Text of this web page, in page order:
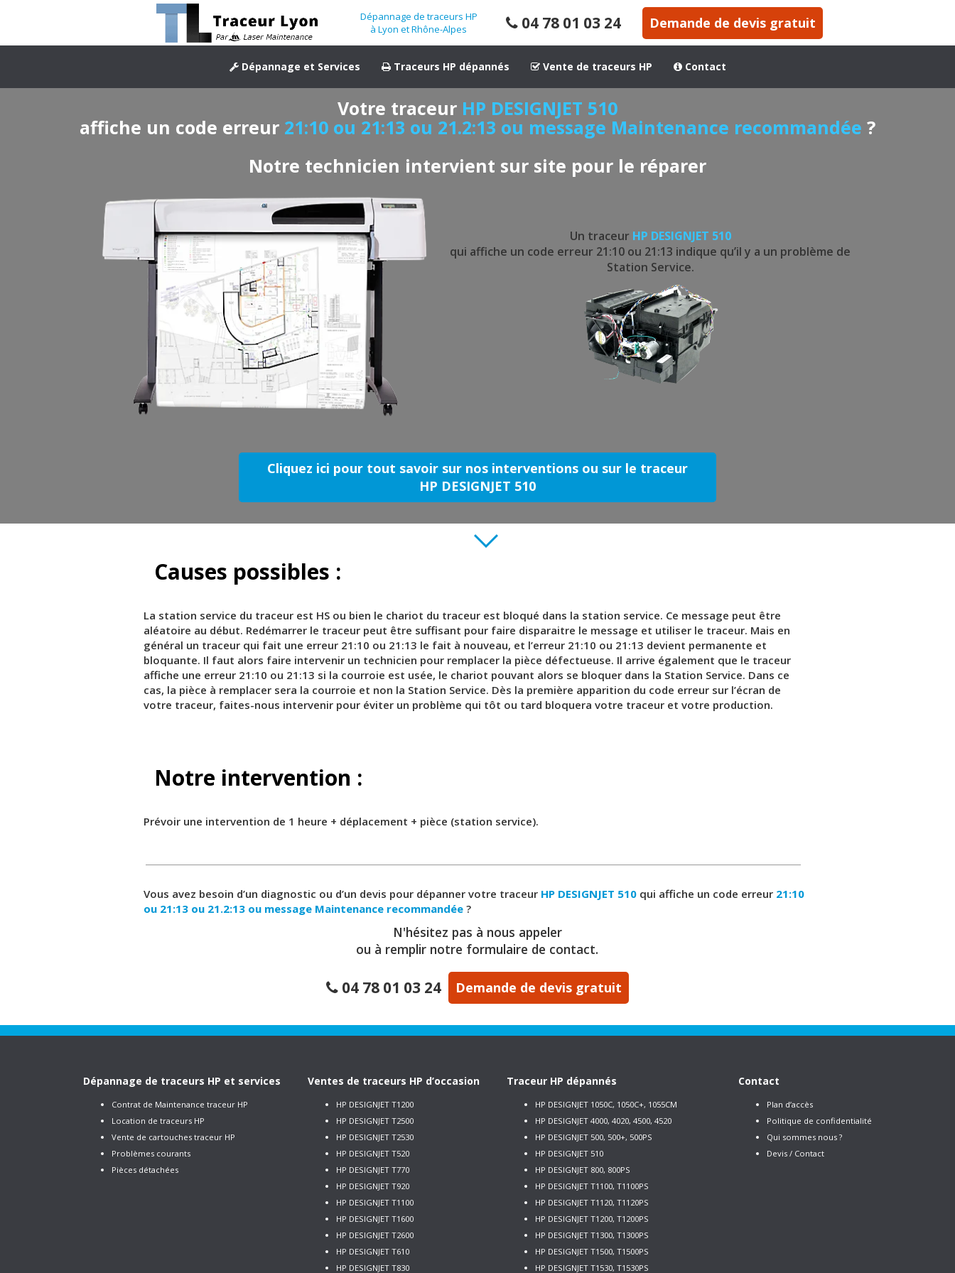
Dépannage de traceurs HP
à Lyon et Rhône-Alpes
04 78 01 03 24 Demande de devis gratuit
Dépannage et Services Traceurs HP dépannés Vente de traceurs HP Contact
Votre traceur HP DESIGNJET 510
affiche un code erreur 21:10 ou 21:13 ou 21.2:13 ou message Maintenance recommandée ?
Notre technicien intervient sur site pour le réparer
Un traceur HP DESIGNJET 510
qui affiche un code erreur 21:10 ou 21:13 indique qu’il y a un problème de
Station Service.
Cliquez ici pour tout savoir sur nos interventions ou sur le traceur
HP DESIGNJET 510
Causes possibles :
La station service du traceur est HS ou bien le chariot du traceur est bloqué dans la station service. Ce message peut être
aléatoire au début. Redémarrer le traceur peut être suffisant pour faire disparaitre le message et utiliser le traceur. Mais en
général un traceur qui fait une erreur 21:10 ou 21:13 le fait à nouveau, et l’erreur 21:10 ou 21:13 devient permanente et
bloquante. Il faut alors faire intervenir un technicien pour remplacer la pièce défectueuse. Il arrive également que le traceur
affiche une erreur 21:10 ou 21:13 si la courroie est usée, le chariot pouvant alors se bloquer dans la Station Service. Dans ce
cas, la pièce à remplacer sera la courroie et non la Station Service. Dès la première apparition du code erreur sur l’écran de
votre traceur, faites-nous intervenir pour éviter un problème qui tôt ou tard bloquera votre traceur et votre production.
Notre intervention :
Prévoir une intervention de 1 heure + déplacement + pièce (station service).
Vous avez besoin d’un diagnostic ou d’un devis pour dépanner votre traceur HP DESIGNJET 510qui affiche un code erreur 21:10
ou 21:13 ou 21.2:13 ou message Maintenance recommandée?
N'hésitez pas à nous appeler
ou à remplir notre formulaire de contact.
04 78 01 03 24 Demande de devis gratuit
Dépannage de traceurs HP et services
Contrat de Maintenance traceur HP
Location de traceurs HP
Vente de cartouches traceur HP
Problèmes courants
Pièces détachées
Ventes de traceurs HP d’occasion
HP DESIGNJET T1200
HP DESIGNJET T2500
HP DESIGNJET T2530
HP DESIGNJET T520
HP DESIGNJET T770
HP DESIGNJET T920
HP DESIGNJET T1100
HP DESIGNJET T1600
HP DESIGNJET T2600
HP DESIGNJET T610
HP DESIGNJET T830
Traceur HP dépannés
HP DESIGNJET 1050C, 1050C+, 1055CM
HP DESIGNJET 4000, 4020, 4500, 4520
HP DESIGNJET 500, 500+, 500PS
HP DESIGNJET 510
HP DESIGNJET 800, 800PS
HP DESIGNJET T1100, T1100PS
HP DESIGNJET T1120, T1120PS
HP DESIGNJET T1200, T1200PS
HP DESIGNJET T1300, T1300PS
HP DESIGNJET T1500, T1500PS
HP DESIGNJET T1530, T1530PS
Contact
Plan d’accès
Politique de confidentialité
Qui sommes nous ?
Devis / Contact